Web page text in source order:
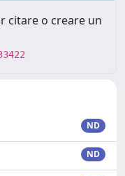
citare o creare un
ND
ND